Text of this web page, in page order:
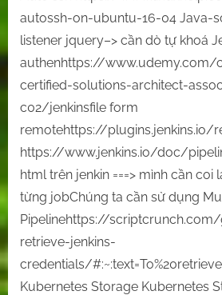
autossh-on-ubuntu-16-04 Java-
listener jquery–> cần dò tự khoá
authenhttps://www.udemy.com/
certified-solutions-architect-
c02/jenkinsfile form
remotehttps://plugins.jenkins.io/
https://www.jenkins.io/doc/
html trên jenkin ===> mình cần coi
từng jobChúng ta cần sử dụng
Pipelinehttps://
retrieve-jenkins-
credentials/
Kubernetes Storage Kubernetes